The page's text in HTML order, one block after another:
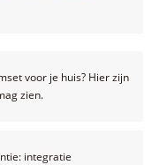
voor je huis? Hier zijn
zien.
integratie